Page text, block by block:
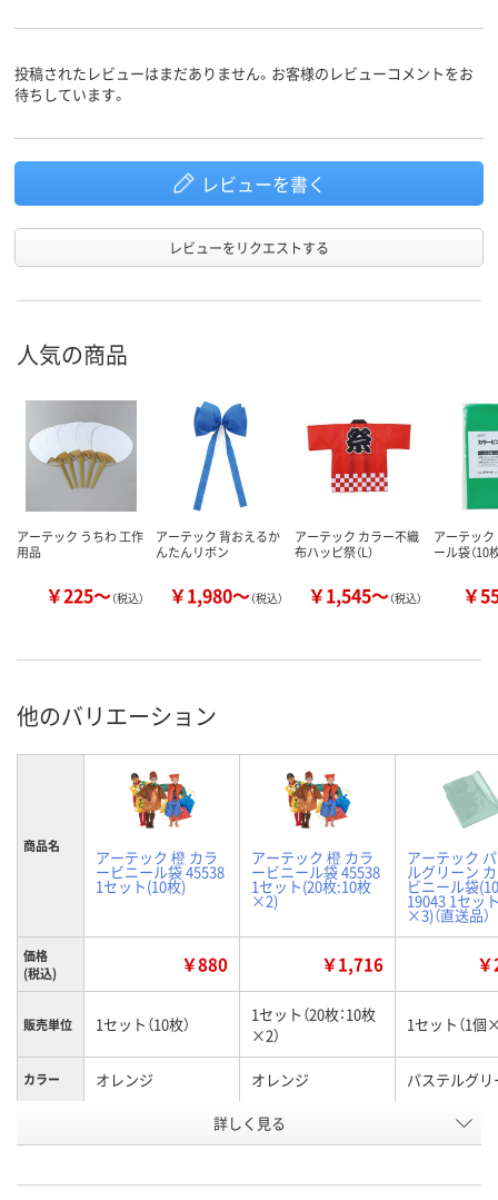
投稿されたレビューはまだありません。お客様のレビューコメントをお
待ちしています。
レビューを書く
レビューをリクエストする
人気の商品
アーテック うちわ 工作
用品
￥225～（税込）
アーテック 背おえるか
んたんリボン
￥1,980～（税込）
アーテック カラー不織
布ハッピ祭（L）
￥1,545～（税込）
アーテッ
ール袋（10
￥
他のバリエーション
商品名
アーテック 橙 カラ
ービニール袋 45538
1セット(10枚)
アーテック 橙 カラ
ービニール袋 45538
1セット(20枚:10枚
×2)
アーテック
ルグリーン
ビニール袋
19043 1セッ
×3)（直送品）
価格
(税込)
￥880 ￥1,716
販売単位 1セット（10枚）
1セット（20枚：10枚
×2）
1セット（1個
カラー オレンジ オレンジ パステルグリ
A822091 AHK9417
詳しく見る